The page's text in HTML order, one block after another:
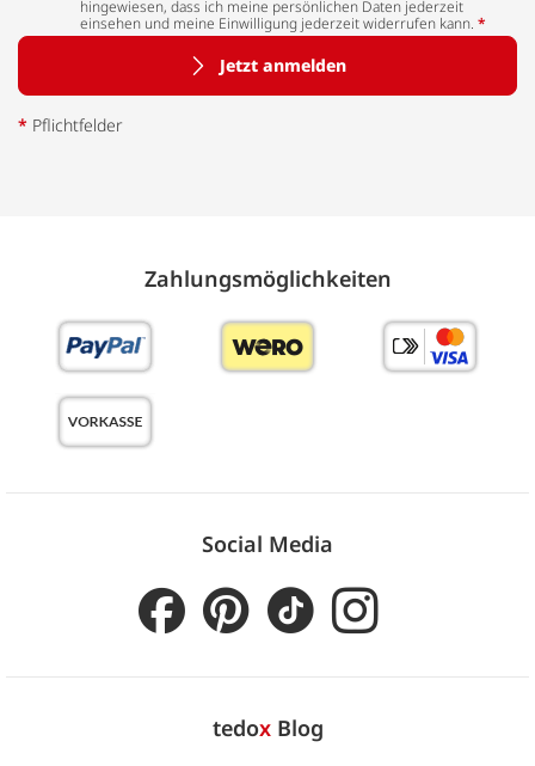
hingewiesen, dass ich meine persönlichen Daten jederzeit
einsehen und meine Einwilligung jederzeit widerrufen kann. *
Jetzt anmelden
* Pflichtfelder
Zahlungs­möglich­keiten
Social Media
tedoxBlog